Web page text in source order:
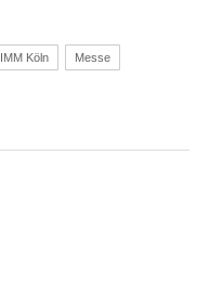
IMM Köln Messe